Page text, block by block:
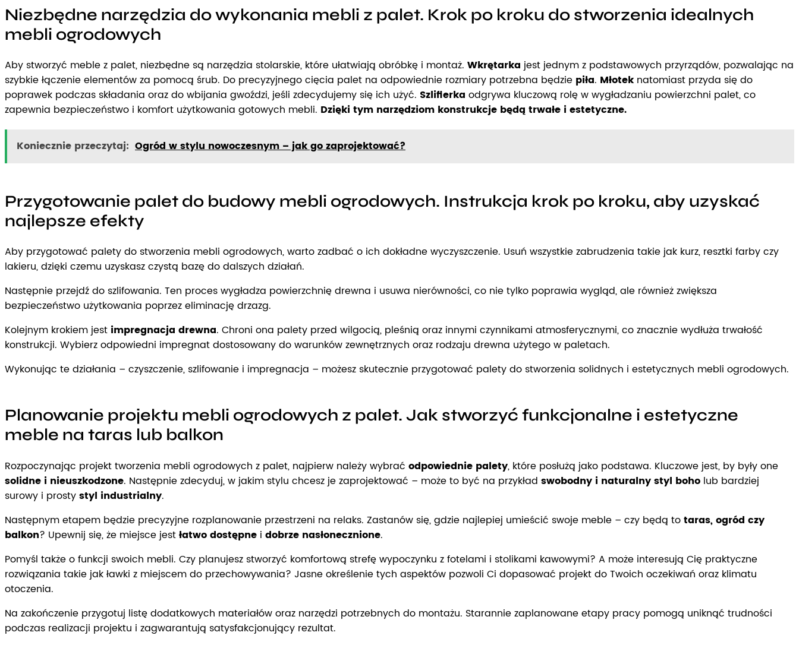
Niezbędne narzędzia do wykonania mebli z palet. Krok po kroku do stworzenia idealnych
mebli ogrodowych
Aby stworzyć meble z palet, niezbędne są narzędzia stolarskie, które ułatwiają obróbkę i montaż. Wkrętarka jest jednym z podstawowych przyrządów, pozwalając na
szybkie łączenie elementów za pomocą śrub. Do precyzyjnego cięcia palet na odpowiednie rozmiary potrzebna będzie piła. Młotek natomiast przyda się do
poprawek podczas składania oraz do wbijania gwoździ, jeśli zdecydujemy się ich użyć. Szlifierka odgrywa kluczową rolę w wygładzaniu powierzchni palet, co
zapewnia bezpieczeństwo i komfort użytkowania gotowych mebli. Dzięki tym narzędziom konstrukcje będą trwałe i estetyczne.
Koniecznie przeczytaj: Ogród w stylu nowoczesnym – jak go zaprojektować?
Przygotowanie palet do budowy mebli ogrodowych. Instrukcja krok po kroku, aby uzyskać
najlepsze efekty
Aby przygotować palety do stworzenia mebli ogrodowych, warto zadbać o ich dokładne wyczyszczenie. Usuń wszystkie zabrudzenia takie jak kurz, resztki farby czy
lakieru, dzięki czemu uzyskasz czystą bazę do dalszych działań.
Następnie przejdź do szlifowania. Ten proces wygładza powierzchnię drewna i usuwa nierówności, co nie tylko poprawia wygląd, ale również zwiększa
bezpieczeństwo użytkowania poprzez eliminację drzazg.
Kolejnym krokiem jest impregnacja drewna. Chroni ona palety przed wilgocią, pleśnią oraz innymi czynnikami atmosferycznymi, co znacznie wydłuża trwałość
konstrukcji. Wybierz odpowiedni impregnat dostosowany do warunków zewnętrznych oraz rodzaju drewna użytego w paletach.
Wykonując te działania – czyszczenie, szlifowanie i impregnacja – możesz skutecznie przygotować palety do stworzenia solidnych i estetycznych mebli ogrodowych.
Planowanie projektu mebli ogrodowych z palet. Jak stworzyć funkcjonalne i estetyczne
meble na taras lub balkon
Rozpoczynając projekt tworzenia mebli ogrodowych z palet, najpierw należy wybrać odpowiednie palety, które posłużą jako podstawa. Kluczowe jest, by były one
solidne i nieuszkodzone. Następnie zdecyduj, w jakim stylu chcesz je zaprojektować – może to być na przykład swobodny i naturalny styl boho lub bardziej
surowy i prostystyl industrialny.
Następnym etapem będzie precyzyjne rozplanowanie przestrzeni na relaks. Zastanów się, gdzie najlepiej umieścić swoje meble – czy będą totaras, ogród czy
balkon? Upewnij się, że miejsce jestłatwo dostępne i dobrze nasłonecznione.
Pomyśl także o funkcji swoich mebli. Czy planujesz stworzyć komfortową strefę wypoczynku z fotelami i stolikami kawowymi? A może interesują Cię praktyczne
rozwiązania takie jak ławki z miejscem do przechowywania? Jasne określenie tych aspektów pozwoli Ci dopasować projekt do Twoich oczekiwań oraz klimatu
otoczenia.
Na zakończenie przygotuj listę dodatkowych materiałów oraz narzędzi potrzebnych do montażu. Starannie zaplanowane etapy pracy pomogą uniknąć trudności
podczas realizacji projektu i zagwarantują satysfakcjonujący rezultat.